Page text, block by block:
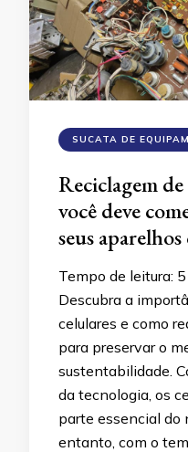
SUCATA DE
Reciclagem
você deve
seus
Tempo de leitura: 5
Descubra a
celulares e como
para preservar o
sustentabilidade.
da tecnologia, os
parte essencial do
entanto, com o